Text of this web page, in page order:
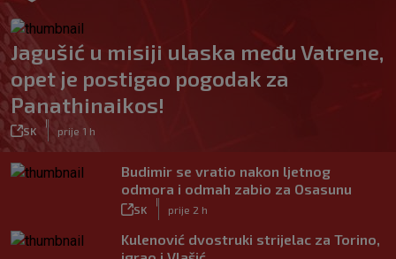
Jagušić u misiji ulaska među Vatrene,
opet je postigao pogodak za
Panathinaikos!
SK prije 1 h
Budimir se vratio nakon ljetnog
odmora i odmah zabio za Osasunu
SK prije 2 h
Kulenović dvostruki strijelac za Torino,